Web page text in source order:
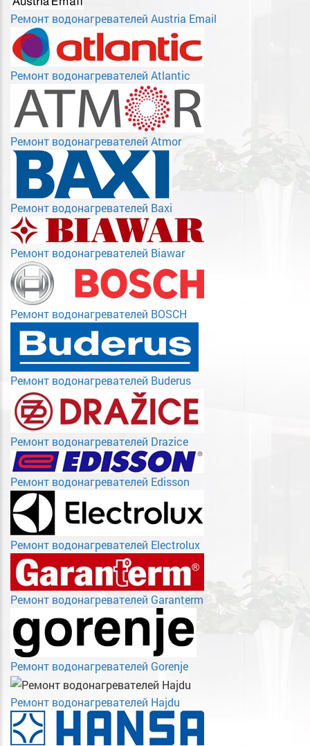
Ремонт водонагревателей Austria Email
Ремонт водонагревателей Atlantic
Ремонт водонагревателей Atmor
Ремонт водонагревателей Baxi
Ремонт водонагревателей Biawar
Ремонт водонагревателей BOSCH
Ремонт водонагревателей Buderus
Ремонт водонагревателей Drazice
Ремонт водонагревателей Edisson
Ремонт водонагревателей Electrolux
Ремонт водонагревателей Garanterm
Ремонт водонагревателей Gorenje
Ремонт водонагревателей Hajdu